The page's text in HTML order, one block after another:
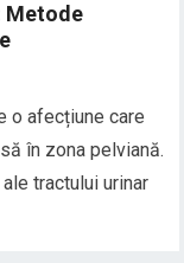
Metode
o afecțiune care
în zona pelviană.
tractului urinar